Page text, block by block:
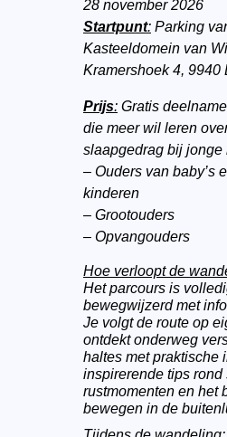
28 november 2026
Startpunt:Parking
Kasteeldomein van
Kramershoek 4, 9940
Prijs:Gratis
die meer wil leren
slaapgedrag bij jonge
– Ouders van baby’s
kinderen
– Grootouders
– Opvangouders
Hoe verloopt de
Het parcours is
bewegwijzerd met
Je volgt de route op
ontdekt onderweg
haltes met praktische
inspirerende tips rond
rustmomenten en het
bewegen in de